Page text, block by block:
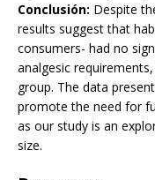
Conclusión: Despite
results suggest that
consumers- had no
analgesic
group. The data
promote the need for
as our study is an
size.